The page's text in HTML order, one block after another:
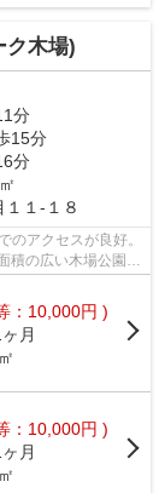
ク木場)
分
15分
分
１１-１８
積の広い木場公園が
：10,000円 )
月
：10,000円 )
月